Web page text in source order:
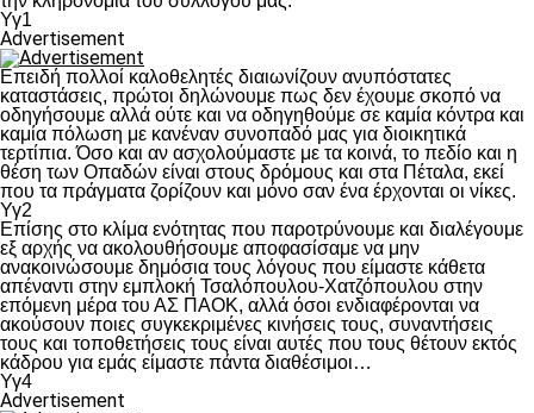
Υγ1
Advertisement
Επειδή πολλοί καλοθελητές διαιωνίζουν ανυπόστατες
καταστάσεις, πρώτοι δηλώνουμε πως δεν έχουμε σκοπό να
οδηγήσουμε αλλά ούτε και να οδηγηθούμε σε καμία κόντρα και
καμία πόλωση με κανέναν συνοπαδό μας για διοικητικά
τερτίπια. Όσο και αν ασχολούμαστε με τα κοινά, το πεδίο και η
θέση των Οπαδών είναι στους δρόμους και στα Πέταλα, εκεί
που τα πράγματα ζορίζουν και μόνο σαν ένα έρχονται οι νίκες.
Υγ2
Επίσης στο κλίμα ενότητας που παροτρύνουμε και διαλέγουμε
εξ αρχής να ακολουθήσουμε αποφασίσαμε να μην
ανακοινώσουμε δημόσια τους λόγους που είμαστε κάθετα
απέναντι στην εμπλοκή Τσαλόπουλου-Χατζόπουλου στην
επόμενη μέρα του ΑΣ ΠΑΟΚ, αλλά όσοι ενδιαφέρονται να
ακούσουν ποιες συγκεκριμένες κινήσεις τους, συναντήσεις
τους και τοποθετήσεις τους είναι αυτές που τους θέτουν εκτός
κάδρου για εμάς είμαστε πάντα διαθέσιμοι…
Υγ4
Advertisement